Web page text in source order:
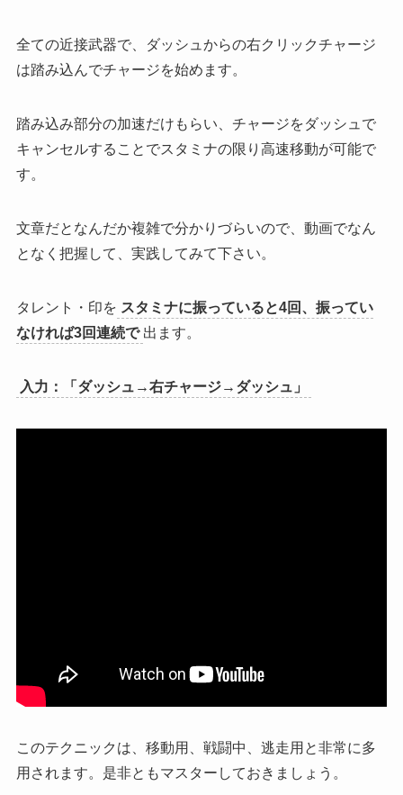
全ての近接武器で、ダッシュからの右クリックチャージ
は踏み込んでチャージを始めます。
踏み込み部分の加速だけもらい、チャージをダッシュで
キャンセルすることでスタミナの限り高速移動が可能で
す。
文章だとなんだか複雑で分かりづらいので、動画でなん
となく把握して、実践してみて下さい。
タレント・印を スタミナに振っていると4回、振ってい
なければ3回連続で 出ます。
入力：「ダッシュ→右チャージ→ダッシュ」
このテクニックは、移動用、戦闘中、逃走用と非常に多
用されます。是非ともマスターしておきましょう。